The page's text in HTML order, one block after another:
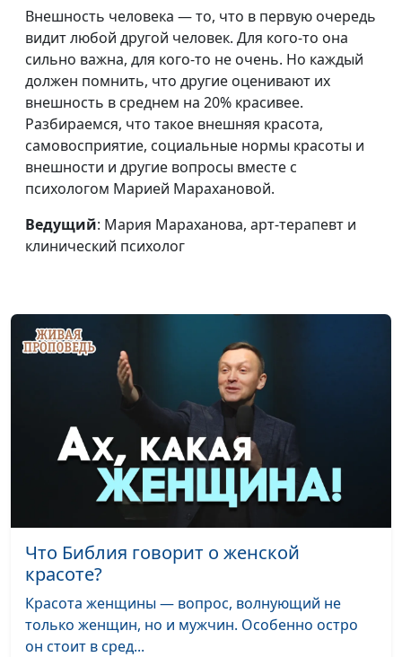
психотерапии
НЕзависимости
Алексей Дымов,
председатель фонда
социальной помощи
#6
НЕзависимости.
Театральная
постановка
#5
Совет на любовь
Геннадий и Галина
Чавдарь, основатели и
Искусство общения
для чайников.
Одиночество
практикующий психолог
Одиночество.
Театральная
постановка
Внешность человека — то, что в первую очередь
видит любой другой человек. Для кого-то она
сильно важна, для кого-то не очень. Но каждый
должен помнить, что другие оценивают их
внешность в среднем на 20% красивее.
Разбираемся, что такое внешняя красота,
самовосприятие, социальные нормы красоты и
внешности и другие вопросы вместе с
психологом Марией Марахановой.
Ведущий: Мария Мараханова, арт-терапевт и
клинический психолог
Что Библия говорит о женской
красоте?
Красота женщины — вопрос, волнующий не
только женщин, но и мужчин. Особенно остро
он стоит в сред...